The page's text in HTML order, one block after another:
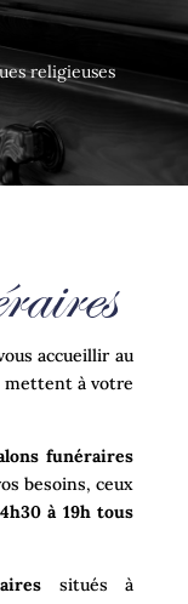
religieuses
accueillir au
mettent à votre
funéraires
besoins, ceux
à 19h tous
situés à